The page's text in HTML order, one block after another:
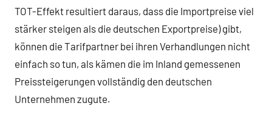
TOT-Effekt resultiert daraus, dass die Importpreise viel
stärker steigen als die deutschen Exportpreise) gibt,
können die Tarifpartner bei ihren Verhandlungen nicht
einfach so tun, als kämen die im Inland gemessenen
Preissteigerungen vollständig den deutschen
Unternehmen zugute.